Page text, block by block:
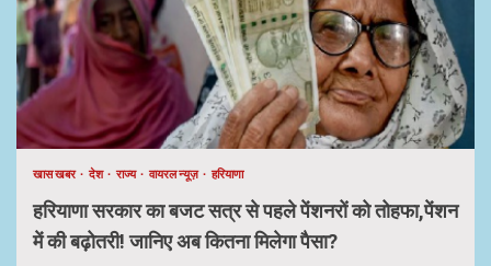
खास खबर देश राज्य वायरल न्यूज़ हरियाणा
हरियाणा सरकार का बजट सत्र से पहले पेंशनरों को तोहफा,पेंशन
में की बढ़ोतरी! जानिए अब कितना मिलेगा पैसा?